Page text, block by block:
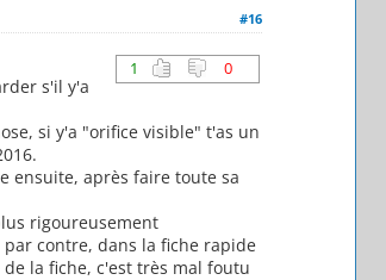
#16
1 0
s'il y'a
si y'a "orifice visible" t'as un
ensuite, après faire toute sa
rigoureusement
contre, dans la fiche rapide
la fiche, c'est très mal foutu